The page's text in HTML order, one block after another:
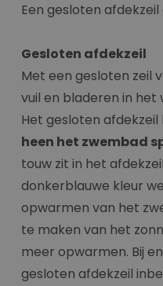
Een gesloten afdekzeil
Gesloten afdekzeil
Met een gesloten zeil
vuil en bladeren in het
Het gesloten afdekzeil
heen het zwembad
touw zit in het
donkerblauwe kleur
opwarmen van het
te maken van het
meer opwarmen. Bij
gesloten afdekzeil